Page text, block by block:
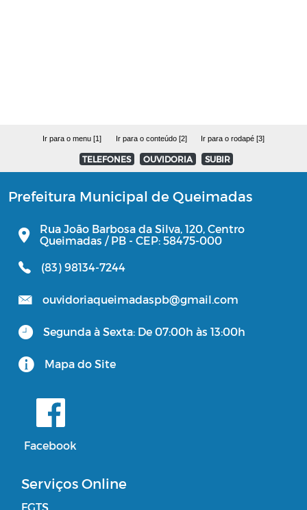
Gerenciamento de Frotas e Máquinas
Processo Seletivo
Consulta Pública Virtual - PPA e LOA
Ir para o menu [1] Ir para o conteúdo [2] Ir para o rodapé [3]
TELEFONES OUVIDORIA SUBIR
Prefeitura Municipal de Queimadas
Rua João Barbosa da Silva, 120, Centro
Queimadas / PB - CEP: 58475-000
(83) 98134-7244
ouvidoriaqueimadaspb@gmail.com
Segunda à Sexta: De 07:00h às 13:00h
Mapa do Site
Facebook
Serviços Online
FGTS